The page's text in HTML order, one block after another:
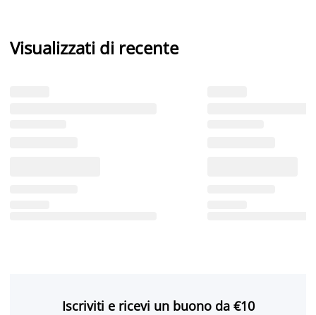
Visualizzati di recente
Iscriviti e ricevi un buono da €10